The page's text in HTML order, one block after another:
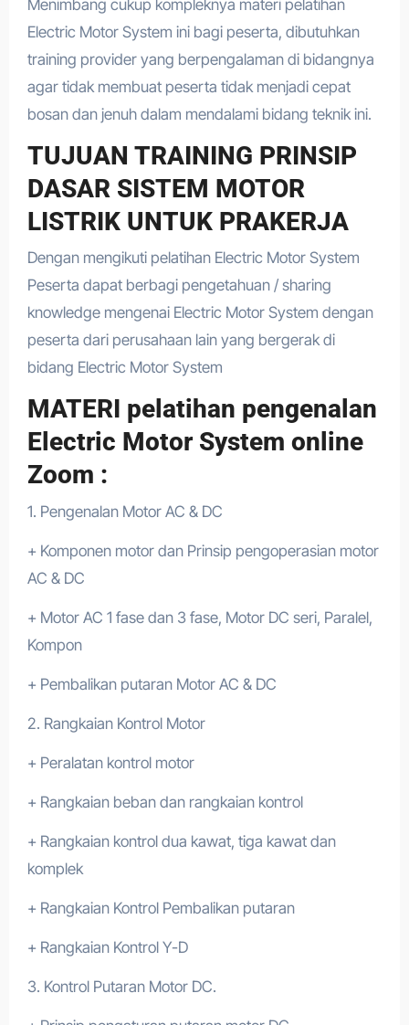
Menimbang cukup kompleknya materi pelatihan
Electric Motor System ini bagi peserta, dibutuhkan
training provider yang berpengalaman di bidangnya
agar tidak membuat peserta tidak menjadi cepat
bosan dan jenuh dalam mendalami bidang teknik ini.
TUJUAN TRAINING PRINSIP
DASAR SISTEM MOTOR
LISTRIK UNTUK PRAKERJA
Dengan mengikuti pelatihan Electric Motor System
Peserta dapat berbagi pengetahuan / sharing
knowledge mengenai Electric Motor System dengan
peserta dari perusahaan lain yang bergerak di
bidang Electric Motor System
MATERI pelatihan pengenalan
Electric Motor System online
Zoom :
1. Pengenalan Motor AC & DC
+ Komponen motor dan Prinsip pengoperasian motor
AC & DC
+ Motor AC 1 fase dan 3 fase, Motor DC seri, Paralel,
Kompon
+ Pembalikan putaran Motor AC & DC
2. Rangkaian Kontrol Motor
+ Peralatan kontrol motor
+ Rangkaian beban dan rangkaian kontrol
+ Rangkaian kontrol dua kawat, tiga kawat dan
komplek
+ Rangkaian Kontrol Pembalikan putaran
+ Rangkaian Kontrol Y-D
3. Kontrol Putaran Motor DC.